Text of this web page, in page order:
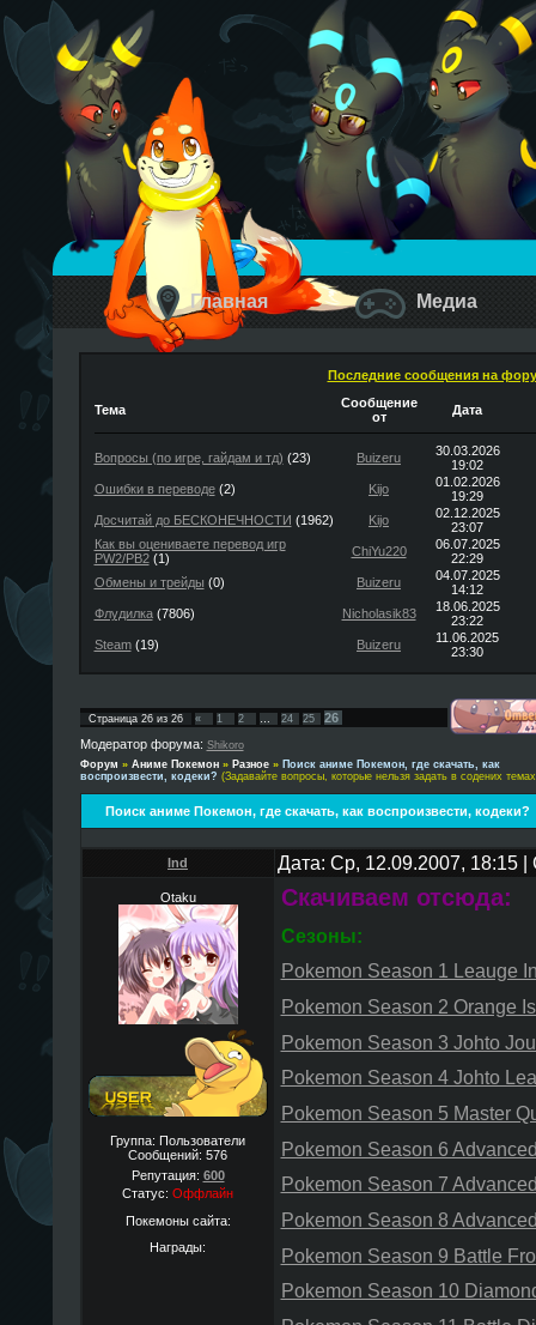
Главная Медиа
Последние сообщения на
Тема
Сообщение
от
Дата
Вопросы (по игре, гайдам и тд) (23) Buizeru
30.03.2026
19:02
Ошибки в переводе(2) Kijo
01.02.2026
19:29
Досчитай до БЕСКОНЕЧНОСТИ (1962) Kijo
02.12.2025
23:07
Как вы оцениваете перевод игр
PW2/PB2(1) ChiYu220
06.07.2025
22:29
Обмены и трейды (0) Buizeru
04.07.2025
14:12
Флудилка(7806) Nicholasik83
18.06.2025
23:22
Steam(19) Buizeru
11.06.2025
23:30
Страница 26из 26 « 1 2 … 24 25
26
Модератор форума: Shikoro
Форум » Аниме Покемон » Разное » Поиск аниме Покемон, где скачать, как
воспроизвести, кодеки? (Задавайте вопросы, которые нельзя задать в содених
Поиск аниме Покемон, где скачать, как воспроизвести, кодеки?
Ind Дата: Ср, 12.09.2007, 18:15
Otaku
Группа: Пользователи
Сообщений: 576
Репутация: 600
Статус: Оффлайн
Покемоны сайта:
Награды:
Скачиваем отсюда:
Сезоны:
Pokemon Season 1 Leauge
Pokemon Season 2 Orange
Pokemon Season 3 Johto
Pokemon Season 4 Johto
Pokemon Season 5 Master
Pokemon Season 6
Pokemon Season 7
Pokemon Season 8
Pokemon Season 9 Battle
Pokemon Season 10